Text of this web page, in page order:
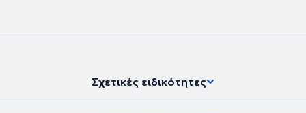
Σχετικές ειδικότητες